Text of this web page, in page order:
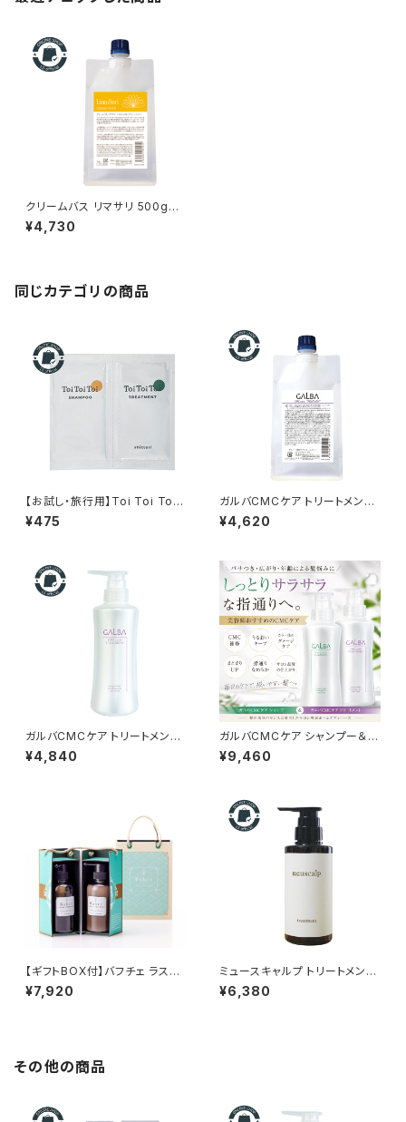
クリームバス リマサリ 500g
【頭皮用改善クリーム】
¥4,730
同じカテゴリの商品
【お試し・旅行用】Toi Toi Toi
シャンプー10ml＆トリートメント
10mlセット｜しっとり・さらさら
¥475
ガルバCMCケア トリートメント
400g パウチ｜リトルサイエン
ティスト正規品【詰替え用】 年齢
¥4,620
ガルバCMCケア トリートメント
400ml｜リトルサイエンティス
ト正規品 年齢とともに変化する
¥4,840
ガルバCMCケア シャンプー＆ト
リートメント 各400ml｜パサつ
き・広がり・ダメージ毛に
¥9,460
【ギフトBOX付】バフチェ ラステ
シャンプー＆トリートメント ギフ
トセット（300ml×2）
¥7,920
ミュースキャルプ トリートメント
280mL(ボトル) 正規品 送料無
料｜パサつき・ダメージ毛の集中
¥6,380
その他の商品